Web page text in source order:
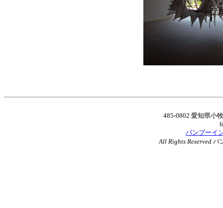
485-0802 愛知県小
バンブーイ
All Rights Reserved バ